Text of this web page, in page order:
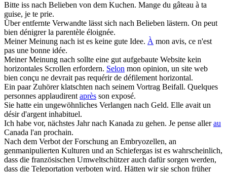
Bitte iss nach Belieben von dem Kuchen. Mange du gâteau à ta
guise, je te prie.
Über entfernte Verwandte lässt sich nach Belieben lästern. On peut
bien dénigrer la parentèle éloignée.
Meiner Meinung nach ist es keine gute Idee. À mon avis, ce n'est
pas une bonne idée.
Meiner Meinung nach sollte eine gut aufgebaute Website kein
horizontales Scrollen erfordern. Selon mon opinion, un site web
bien conçu ne devrait pas requérir de défilement horizontal.
Ein paar Zuhörer klatschten nach seinem Vortrag Beifall. Quelques
personnes applaudirentaprès son exposé.
Sie hatte ein ungewöhnliches Verlangen nach Geld. Elle avait un
désir d'argent inhabituel.
Ich habe vor, nächstes Jahrnach Kanada zu gehen. Je pense allerau
Canada l'an prochain.
Nach dem Verbot der Forschung an Embryozellen, an
genmanipulierten Kulturen und an Schiefergas ist es wahrscheinlich,
dass die französischen Umweltschützer auch dafür sorgen werden,
dass die Teleportation verboten wird. Hätten wir sie schon früher